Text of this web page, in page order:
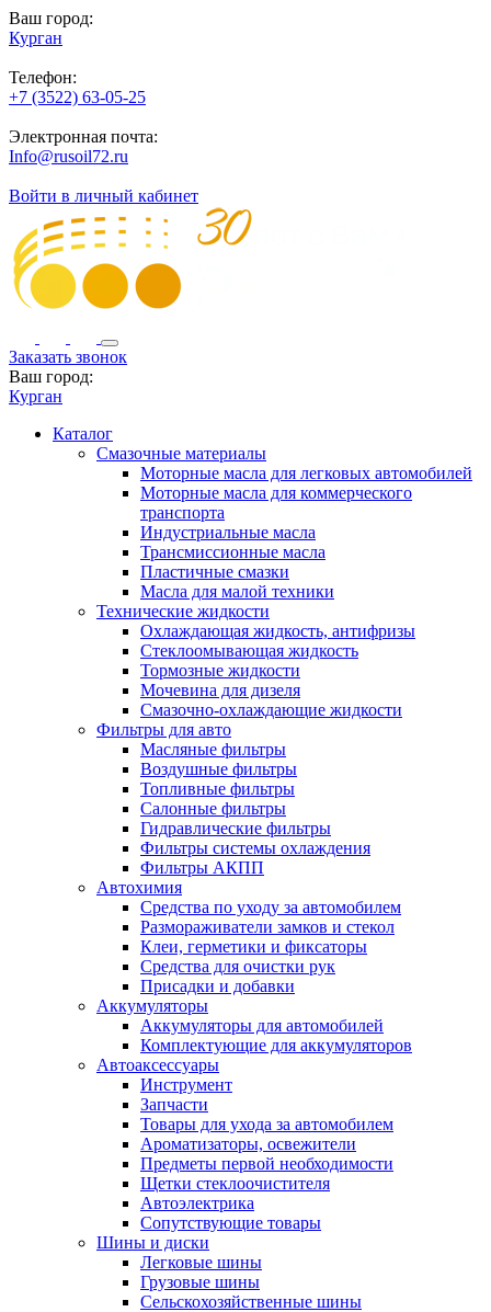
Ваш город:
Курган
Телефон:
+7 (3522) 63-05-25
Электронная почта:
Info@rusoil72.ru
Войти в личный кабинет
Заказать звонок
Ваш город:
Курган
Каталог
Смазочные материалы
Моторные масла для легковых автомобилей
Моторные масла для коммерческого
транспорта
Индустриальные масла
Трансмиссионные масла
Пластичные смазки
Масла для малой техники
Технические жидкости
Охлаждающая жидкость, антифризы
Стеклоомывающая жидкость
Тормозные жидкости
Мочевина для дизеля
Смазочно-охлаждающие жидкости
Фильтры для авто
Масляные фильтры
Воздушные фильтры
Топливные фильтры
Салонные фильтры
Гидравлические фильтры
Фильтры системы охлаждения
Фильтры АКПП
Автохимия
Средства по уходу за автомобилем
Размораживатели замков и стекол
Клеи, герметики и фиксаторы
Средства для очистки рук
Присадки и добавки
Аккумуляторы
Аккумуляторы для автомобилей
Комплектующие для аккумуляторов
Автоаксессуары
Инструмент
Запчасти
Товары для ухода за автомобилем
Ароматизаторы, освежители
Предметы первой необходимости
Щетки стеклоочистителя
Автоэлектрика
Сопутствующие товары
Шины и диски
Легковые шины
Грузовые шины
Сельскохозяйственные шины